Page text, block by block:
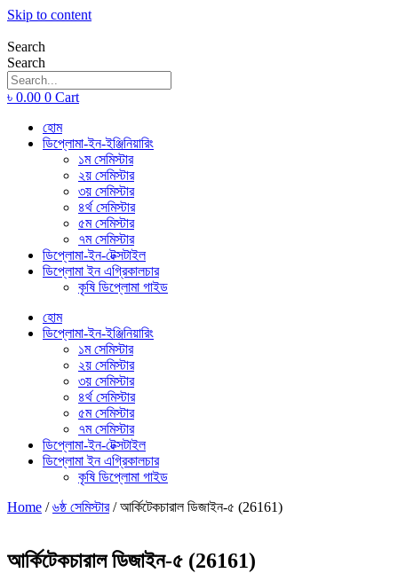
Skip to content
Search
Search
৳ 0.00 0 Cart
হোম
ডিপ্লোমা-ইন-ইঞ্জিনিয়ারিং
১ম সেমিস্টার
২য় সেমিস্টার
৩য় সেমিস্টার
৪র্থ সেমিস্টার
৫ম সেমিস্টার
৭ম সেমিস্টার
ডিপ্লোমা-ইন-টেক্সটাইল
ডিপ্লোমা ইন এগ্রিকালচার
কৃষি ডিপ্লোমা গাইড
হোম
ডিপ্লোমা-ইন-ইঞ্জিনিয়ারিং
১ম সেমিস্টার
২য় সেমিস্টার
৩য় সেমিস্টার
৪র্থ সেমিস্টার
৫ম সেমিস্টার
৭ম সেমিস্টার
ডিপ্লোমা-ইন-টেক্সটাইল
ডিপ্লোমা ইন এগ্রিকালচার
কৃষি ডিপ্লোমা গাইড
Home /৬ষ্ঠ সেমিস্টার/ আর্কিটেকচারাল ডিজাইন-৫ (26161)
আর্কিটেকচারাল ডিজাইন-৫ (26161)